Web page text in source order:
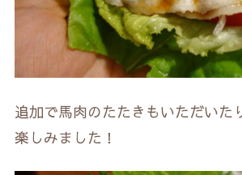
追加で馬肉のたたきもいただいた
楽しみました！